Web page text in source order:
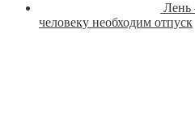
Лень
человеку необходим отпуск